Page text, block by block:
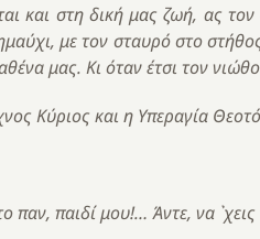
και στη δική μας ζωή, ας
με τον σταυρό στο
μας. Κι όταν έτσι τον
Κύριος και η Υπεραγία
παν, παιδί μου!… Άντε, να